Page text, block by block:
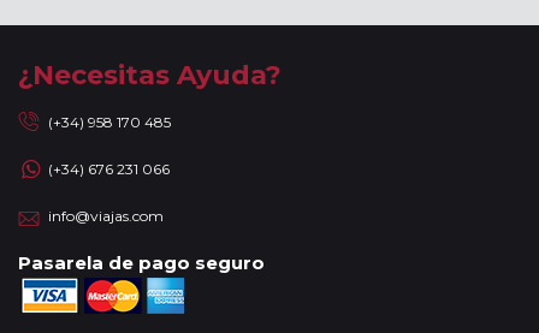
¿Necesitas Ayuda?
(+34) 958 170 485
(+34) 676 231 066
info@viajas.com
Pasarela de pago seguro